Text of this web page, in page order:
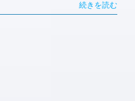
続きを読む